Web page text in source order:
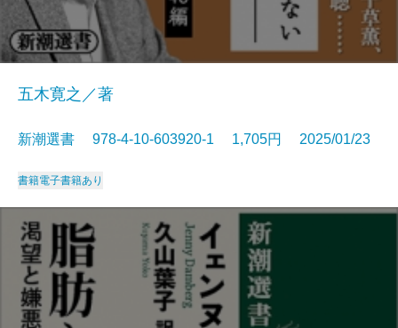
五木寛之／著
新潮選書 978-4-10-603920-1 1,705円 2025/01/23
書籍電子書籍あり